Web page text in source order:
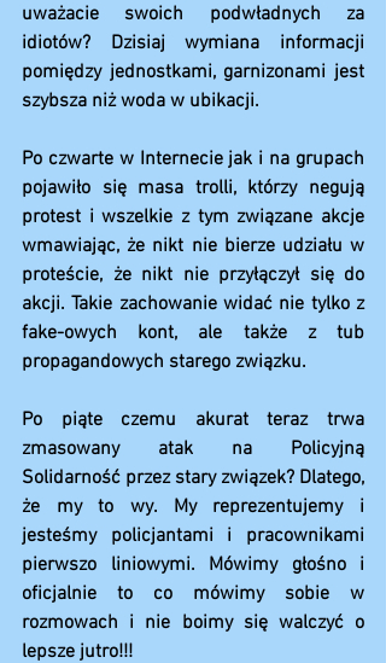
uważacie swoich podwładnych za
idiotów? Dzisiaj wymiana informacji
pomiędzy jednostkami, garnizonami jest
szybsza niż woda w ubikacji.
Po czwarte w Internecie jak i na grupach
pojawiło się masa trolli, którzy negują
protest i wszelkie z tym związane akcje
wmawiając, że nikt nie bierze udziału w
proteście, że nikt nie przyłączył się do
akcji. Takie zachowanie widać nie tylko z
fake-owych kont, ale także z tub
propagandowych starego związku.
Po piąte czemu akurat teraz trwa
zmasowany atak na Policyjną
Solidarność przez stary związek? Dlatego,
że my to wy. My reprezentujemy i
jesteśmy policjantami i pracownikami
pierwszo liniowymi. Mówimy głośno i
oficjalnie to co mówimy sobie w
rozmowach i nie boimy się walczyć o
lepsze jutro!!!